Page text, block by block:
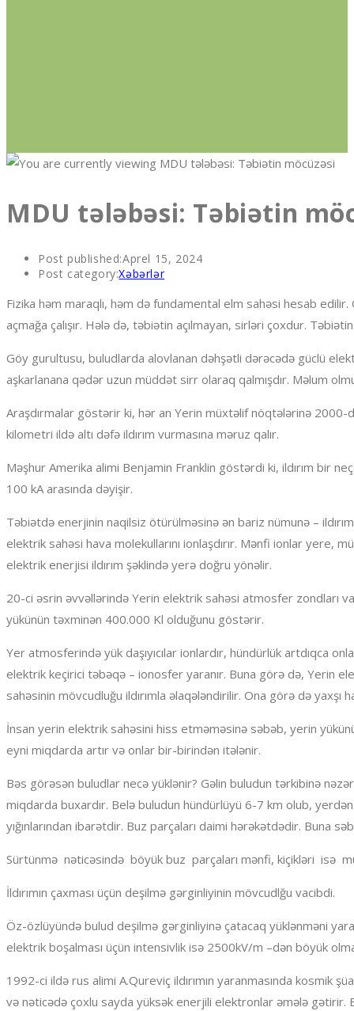
MDU tələbəsi: Təbiətin
Post published:Aprel 15, 2024
Post category:Xəbərlər
Fizika həm maraqlı, həm də fundamental elm sahəsi hesab
açmağa çalışır. Hələ də, təbiətin açılmayan, sirləri çoxdur.
Göy gurultusu, buludlarda alovlanan dəhşətli dərəcədə güclü
aşkarlanana qədər uzun müddət sirr olaraq qalmışdır. Məlum
Araşdırmalar göstərir ki, hər an Yerin müxtəlif nöqtələrinə 2000-
kilometri ildə altı dəfə ildırım vurmasına məruz qalır.
Məşhur Amerika alimi Benjamin Franklin göstərdi ki, ildırım bir
100 kA arasında dəyişir.
Təbiətdə enerjinin naqilsiz ötürülməsinə ən bariz nümunə –
elektrik sahəsi hava molekullarını ionlaşdırır. Mənfi ionlar yere,
elektrik enerjisi ildırım şəklində yerə doğru yönəlir.
20-ci əsrin əvvəllərində Yerin elektrik sahəsi atmosfer zondları
yükünün təxminən 400.000 Kl olduğunu göstərir.
Yer atmosferində yük daşıyıcılar ionlardır, hündürlük artdıqca
elektrik keçirici təbəqə – ionosfer yaranır. Buna görə də, Yerin
sahəsinin mövcudluğu ildırımla əlaqələndirilir. Ona görə də
İnsan yerin elektrik sahəsini hiss etməməsinə səbəb, yerin
eyni miqdarda artır və onlar bir-birindən itələnir.
Bəs görəsən buludlar necə yüklənir? Gəlin buludun tərkibinə
miqdarda buxardır. Belə buludun hündürlüyü 6-7 km olub,
yığınlarından ibarətdir. Buz parçaları daimi hərəkətdədir. Buna
Sürtünmə nəticəsində böyük buz parçaları mənfi, kiçikləri isə
İldırımın çaxması üçün deşilmə gərginliyinin mövcudlğu vacibdi.
Öz-özlüyündə bulud deşilmə gərginliyinə çatacaq yüklənməni
elektrik boşalması üçün intensivlik isə 2500kV/m –dən böyük
1992-ci ildə rus alimi A.Qureviç ildırımın yaranmasında kosmik
və nəticədə çoxlu sayda yüksək enerjili elektronlar əmələ gətirir.